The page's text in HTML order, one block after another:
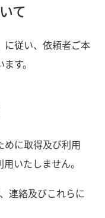
て
に従い、依頼者ご本
す。
めに取得及び利用
いたしません。
連絡及びこれらに